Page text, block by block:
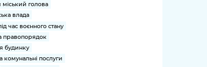
міський голова
влада
час воєнного стану
правопорядок
будинку
комунальні послуги